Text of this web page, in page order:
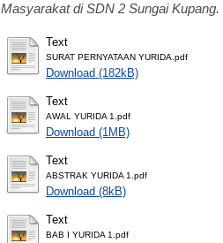
Masyarakat di SDN 2 Sungai Kupang.
Text
SURAT PERNYATAAN YURIDA.pdf
Download (182kB)
Text
AWAL YURIDA 1.pdf
Download (1MB)
Text
ABSTRAK YURIDA 1.pdf
Download (8kB)
Text
BAB I YURIDA 1.pdf